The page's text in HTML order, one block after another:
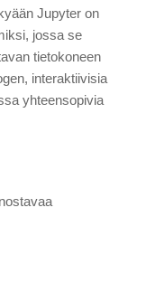
Jupyter on
jossa se
tietokoneen
interaktiivisia
yhteensopivia